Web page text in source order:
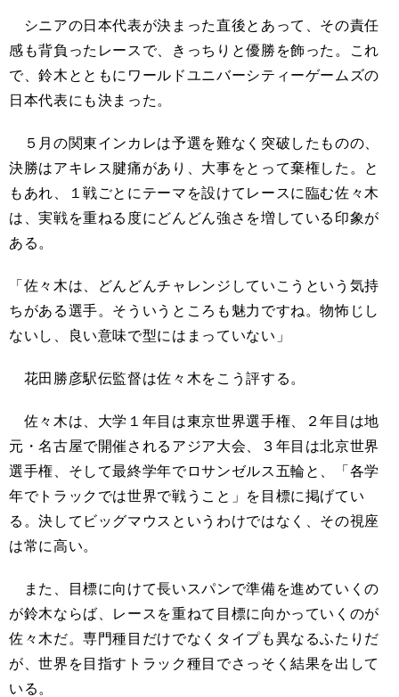
シニアの日本代表が決まった直後とあって、その責任
感も背負ったレースで、きっちりと優勝を飾った。これ
で、鈴木とともにワールドユニバーシティーゲームズの
日本代表にも決まった。
５月の関東インカレは予選を難なく突破したものの、
決勝はアキレス腱痛があり、大事をとって棄権した。と
もあれ、１戦ごとにテーマを設けてレースに臨む佐々木
は、実戦を重ねる度にどんどん強さを増している印象が
ある。
「佐々木は、どんどんチャレンジしていこうという気持
ちがある選手。そういうところも魅力ですね。物怖じし
ないし、良い意味で型にはまっていない」
花田勝彦駅伝監督は佐々木をこう評する。
佐々木は、大学１年目は東京世界選手権、２年目は地
元・名古屋で開催されるアジア大会、３年目は北京世界
選手権、そして最終学年でロサンゼルス五輪と、「各学
年でトラックでは世界で戦うこと」を目標に掲げてい
る。決してビッグマウスというわけではなく、その視座
は常に高い。
また、目標に向けて長いスパンで準備を進めていくの
が鈴木ならば、レースを重ねて目標に向かっていくのが
佐々木だ。専門種目だけでなくタイプも異なるふたりだ
が、世界を目指すトラック種目でさっそく結果を出して
いる。